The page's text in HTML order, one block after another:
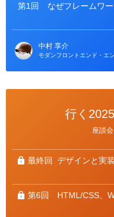
第1回 なぜフレームワ
中村 享介
モダンフロントエンド・エ
行く
リ
ー
座談会
最終回 デザインと実
第6回 HTML/CSS、